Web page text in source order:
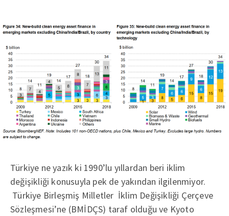
Türkiye ne yazık ki 1990’lu yıllardan beri iklim
değişikliği konusuyla pek de yakından ilgilenmiyor.
Türkiye Birleşmiş Milletler İklim Değişikliği Çerçeve
Sözleşmesi’ne (BMİDÇS) taraf olduğu ve Kyoto